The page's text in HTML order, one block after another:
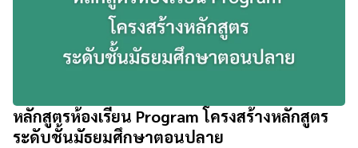
หลักสูตรห้องเรียน Program โครงสร้างหลักสูตร
ระดับชั้นมัธยมศึกษาตอนปลาย